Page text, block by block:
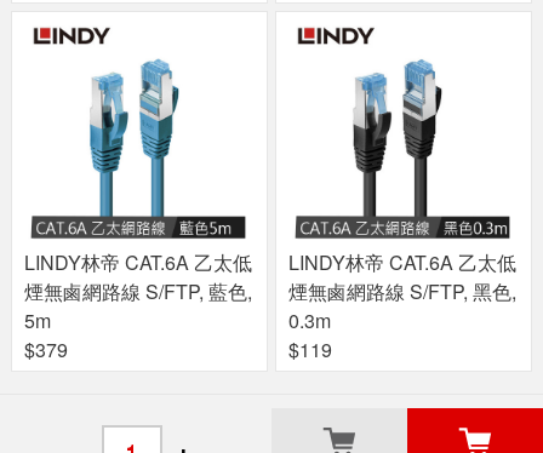
LINDY林帝 CAT.6A 乙太低
煙無鹵網路線 S/FTP, 藍色,
5m
$379
LINDY林帝 CAT.6A 乙太低
煙無鹵網路線 S/FTP, 黑色,
0.3m
$119
關於良興